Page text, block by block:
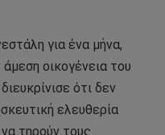
για ένα μήνα,
οικογένεια του
ότι δεν
ελευθερία
τηρούν τους